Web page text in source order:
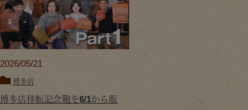
2026/05/21
博多店
博多店移転記念鞄を6/1から販